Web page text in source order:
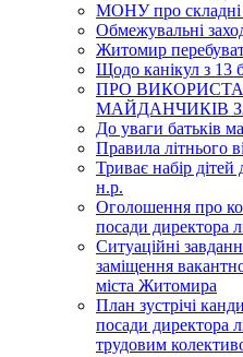
МОНУ про складні
Обмежувальні
Житомир
Щодо канікул з 13
ПРО
МАЙДАНЧИКІВ
До уваги батьків
Правила літнього
Триває набір
н.р.
Оголошення про
посади директора
Ситуаційні
заміщення
міста Житомира
План зустрічі
посади
трудовим